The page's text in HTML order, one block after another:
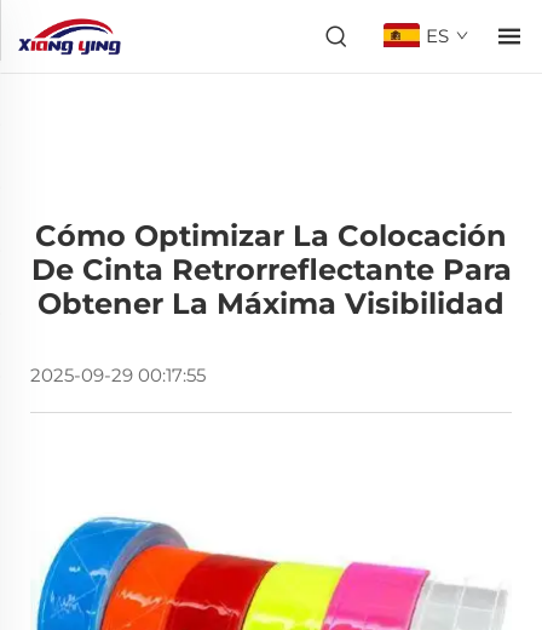
ES
Cómo Optimizar La Colocación
De Cinta Retrorreflectante Para
Obtener La Máxima Visibilidad
2025-09-29 00:17:55